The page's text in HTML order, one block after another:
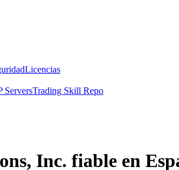
Licencias
ServersTrading Skill Repo
Inc. fiable en